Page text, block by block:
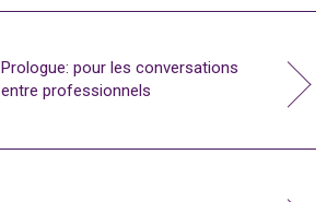
Prologue: pour les conversations
entre professionnels